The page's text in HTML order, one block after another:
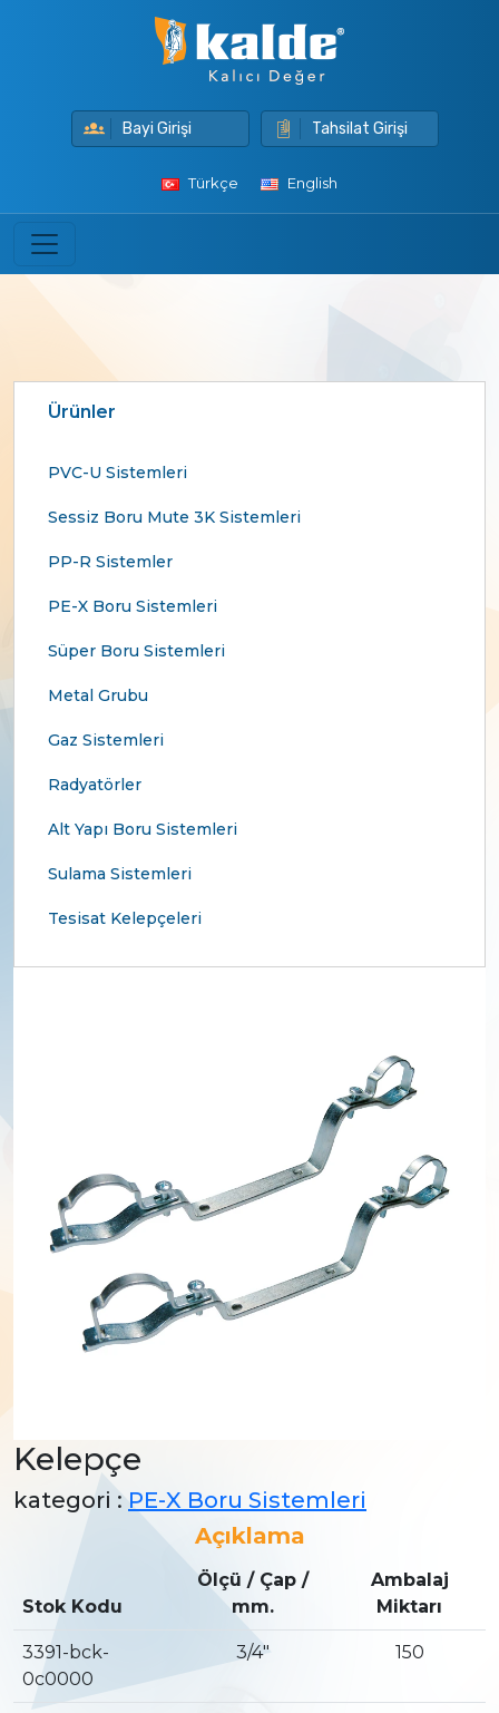
Bayi Girişi Tahsilat Girişi
Türkçe English
Ürünler
PVC-U Sistemleri
Sessiz Boru Mute 3K Sistemleri
PP-R Sistemler
PE-X Boru Sistemleri
Süper Boru Sistemleri
Metal Grubu
Gaz Sistemleri
Radyatörler
Alt Yapı Boru Sistemleri
Sulama Sistemleri
Tesisat Kelepçeleri
Kelepçe
kategori : PE-X Boru Sistemleri
Açıklama
Stok Kodu
Ölçü / Çap /
mm.
Ambalaj
Miktarı
3391-bck-
0c0000
3/4″ 150